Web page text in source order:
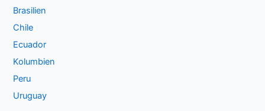
Brasilien
Chile
Ecuador
Kolumbien
Peru
Uruguay